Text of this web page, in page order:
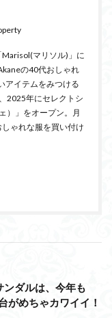
マリソル)」に
の40代おしゃれ
アイテムをみつける
2025年にセレクトシ
）」をオープン。月
ゃれな服を買い付け
ンダルは、今年も
がめちゃカワイイ！